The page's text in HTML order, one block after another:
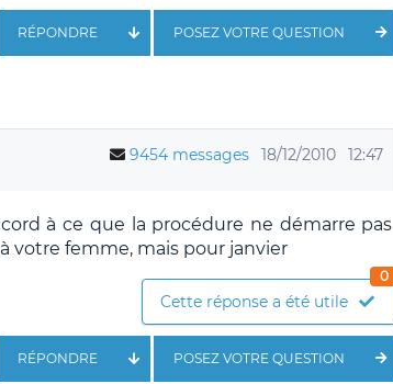
POSEZ VOTRE QUESTION
RÉPONDRE
9454 messages 18/12/2010 12:47
à ce que la procédure ne démarre pas
votre femme, mais pour janvier
Cette réponse a été utile
0
POSEZ VOTRE QUESTION
RÉPONDRE